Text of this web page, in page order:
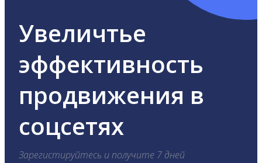
Увеличтье
эффективность
продвижения в
соцсетях
Зарегистируйтесь и получите 7 дней